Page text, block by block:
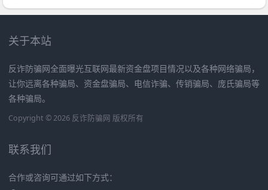
关于本站
反诈防骗网全面曝光互联网最新资金盘项目情况以及各种网络骗局，
让你远离各种骗局、资金盘骗局、电信诈骗、传销骗局、庞氏骗局等
各种骗局。
Copyright © 2026 反诈防骗网 版权所有
联系我们
合作或咨询可通过如下方式：